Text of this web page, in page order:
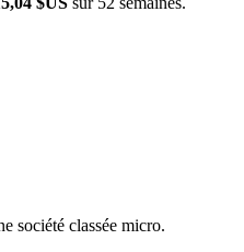
société classée micro.